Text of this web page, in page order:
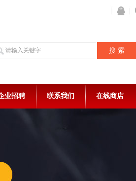
业招聘 联系我们 在线商店